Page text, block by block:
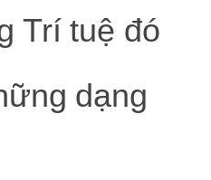
Trí tuệ đó
dạng